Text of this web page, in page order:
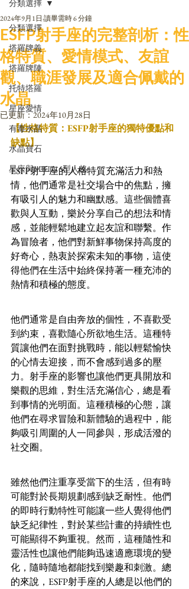
分類選擇
塔羅牌義
塔羅牌陣
托特塔羅
星座愛情
有毒水晶
水晶寶石
星座與MBTI16型人格
分類選擇
ESFP射手座的完整剖析：性
格特質、愛情模式、友誼
觀、職涯發展及適合佩戴的
水晶
2024年9月1日 讀畢需時 6 分鐘
已更新：2024年10月28日
【性格特質：ESFP射手座的獨特優點和
缺點】
ESFP射手座的人格特質充滿活力和熱
情，他們通常是社交場合中的焦點，擁
有吸引人的魅力和幽默感。這些個體喜
歡與人互動，樂於分享自己的想法和情
感，並能輕鬆地建立起友誼和聯繫。作
為冒險者，他們對新鮮事物保持高度的
好奇心，熱衷於探索未知的事物，這使
得他們在生活中始終保持著一種充沛的
熱情和積極的態度。
他們通常是自由奔放的個性，不喜歡受
到約束，喜歡隨心所欲地生活。這種特
質讓他們在面對挑戰時，能以輕鬆愉快
的心情去迎接，而不會感到過多的壓
力。射手座的影響也讓他們更具開放和
樂觀的思維，對生活充滿信心，總是看
到事情的光明面。這種積極的心態，讓
他們在尋求冒險和新體驗的過程中，能
夠吸引周圍的人一同參與，形成活潑的
社交圈。
雖然他們注重享受當下的生活，但有時
可能對於長期規劃感到缺乏耐性。他們
的即時行動特性可能讓一些人覺得他們
缺乏紀律性，對於某些計畫的持續性也
可能顯得不夠重視。然而，這種隨性和
靈活性也讓他們能夠迅速適應環境的變
化，隨時隨地都能找到樂趣和刺激。總
的來說，ESFP射手座的人總是以他們的